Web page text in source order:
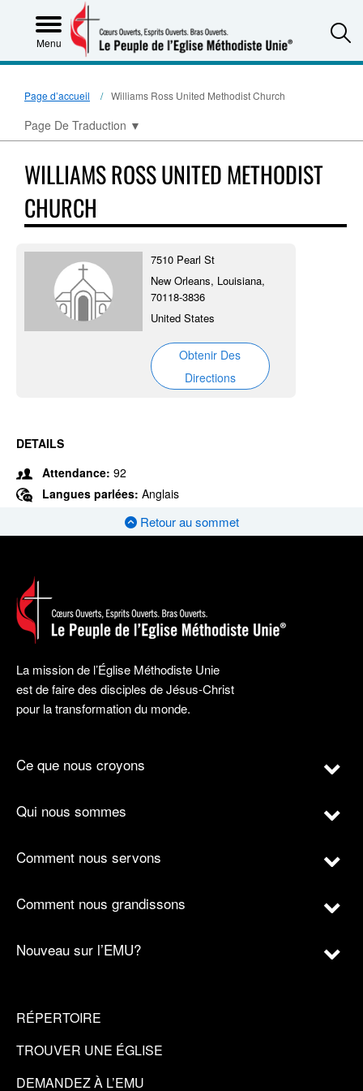
Menu
Page d’accueil Williams Ross United Methodist Church
Page De Traduction ▼
WILLIAMS ROSS UNITED METHODIST
CHURCH
7510 Pearl St
New Orleans, Louisiana,
70118-3836
United States
Obtenir Des
Directions
DETAILS
Attendance: 92
Langues parlées: Anglais
Retour au sommet
La mission de l’Église Méthodiste Unie
est de faire des disciples de Jésus-Christ
pour la transformation du monde.
Ce que nous croyons
Qui nous sommes
Comment nous servons
Comment nous grandissons
Nouveau sur l’EMU?
RÉPERTOIRE
TROUVER UNE ÉGLISE
DEMANDEZ À L’EMU